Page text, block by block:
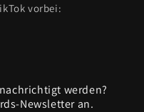
vorbei:
werden?
Newsletter an.